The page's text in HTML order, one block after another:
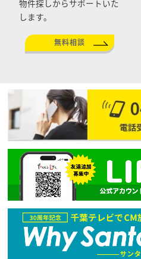
物件探しからサポートいた
します。
無料相談